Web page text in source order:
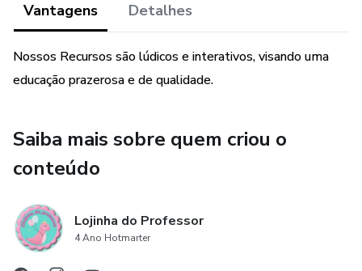
📑Páginas:25
Vantagens Detalhes
Nossos Recursos são lúdicos e interativos, visando uma
educação prazerosa e de qualidade.
Saiba mais sobre quem criou o
conteúdo
Lojinha do Professor
4 Ano Hotmarter